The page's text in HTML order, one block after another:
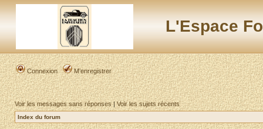
L'Espace
Connexion M’enregistrer
Voir les messages sans réponses|Voir les sujets récents
Index du forum